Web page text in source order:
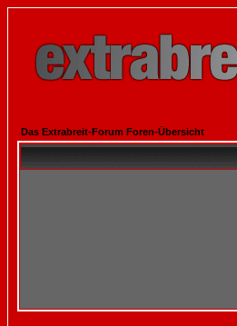
Das Extrabreit-Forum Foren-Übersicht